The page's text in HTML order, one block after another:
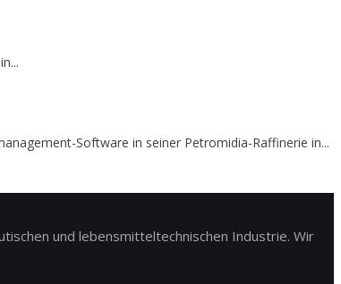
Software in seiner Petromidia-Raffinerie in...
und lebensmitteltechnischen Industrie. Wir